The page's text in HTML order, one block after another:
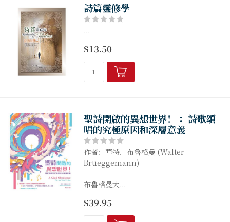
詩篇靈修學
...
$13.50
聖詩開啟的異想世界！ ：詩歌頌
唱的究極原因和深層意義
作者：華特．布魯格曼 (Walter
Brueggemann)
布魯格曼大...
$39.95